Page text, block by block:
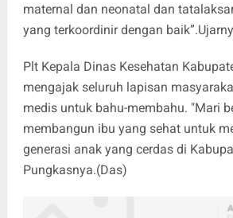
maternal dan neonatal dan
yang terkoordinir dengan
Plt Kepala Dinas Kesehatan
mengajak seluruh lapisan
medis untuk bahu-membahu. "Mari
membangun ibu yang sehat untuk
generasi anak yang cerdas di
Pungkasnya.(Das)